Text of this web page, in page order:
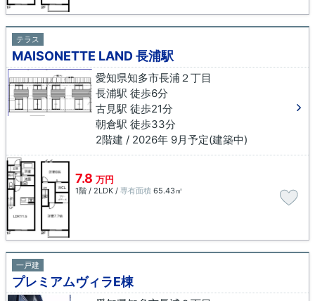
テラス
MAISONETTE LAND 長浦駅
愛知県知多市長浦２丁目
長浦駅 徒歩6分
古見駅 徒歩21分
朝倉駅 徒歩33分
2階建 / 2026年 9月予定(建築中)
7.8 万円
1階 / 2LDK / 専有面積 65.43㎡
一戸建
プレミアムヴィラE棟